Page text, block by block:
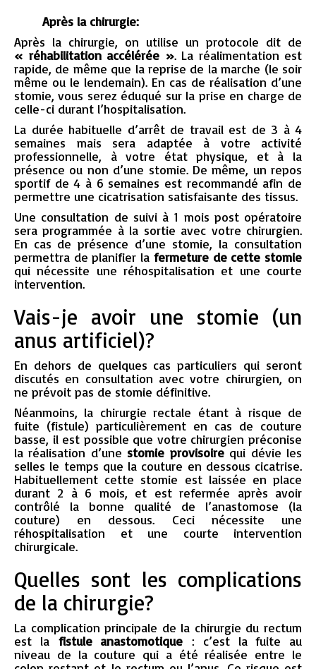
Après la chirurgie:
Après la chirurgie, on utilise un protocole dit de
« réhabilitation accélérée ». La réalimentation est
rapide, de même que la reprise de la marche (le soir
même ou le lendemain). En cas de réalisation d’une
stomie, vous serez éduqué sur la prise en charge de
celle-ci durant l’hospitalisation.
La durée habituelle d’arrêt de travail est de 3 à 4
semaines mais sera adaptée à votre activité
professionnelle, à votre état physique, et à la
présence ou non d’une stomie. De même, un repos
sportif de 4 à 6 semaines est recommandé afin de
permettre une cicatrisation satisfaisante des tissus.
Une consultation de suivi à 1 mois post opératoire
sera programmée à la sortie avec votre chirurgien.
En cas de présence d’une stomie, la consultation
permettra de planifier la fermeture de cette stomie
qui nécessite une réhospitalisation et une courte
intervention.
Vais-je avoir une stomie (un
anus artificiel)?
En dehors de quelques cas particuliers qui seront
discutés en consultation avec votre chirurgien, on
ne prévoit pas de stomie définitive.
Néanmoins, la chirurgie rectale étant à risque de
fuite (fistule) particulièrement en cas de couture
basse, il est possible que votre chirurgien préconise
la réalisation d’une stomie provisoirequi dévie les
selles le temps que la couture en dessous cicatrise.
Habituellement cette stomie est laissée en place
durant 2 à 6 mois, et est refermée après avoir
contrôlé la bonne qualité de l’anastomose (la
couture) en dessous. Ceci nécessite une
réhospitalisation et une courte intervention
chirurgicale.
Quelles sont les complications
de la chirurgie?
La complication principale de la chirurgie du rectum
est la fistule anastomotique : c’est la fuite au
niveau de la couture qui a été réalisée entre le